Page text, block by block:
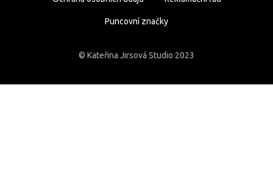
Puncovní značky
© Kateřina Jirsová Studio 2023